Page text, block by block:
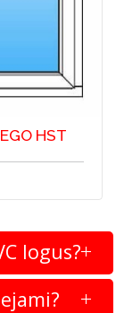
HST
logus?